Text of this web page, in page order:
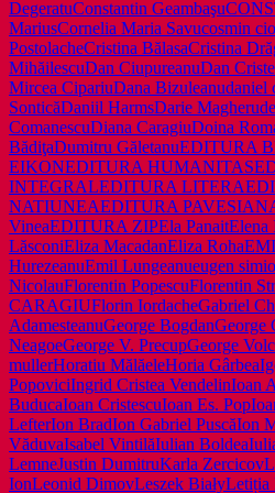
DegeratuConstantin Geambaşu
MariusCornelia Maria Savucosmin
PostolacheCristina BălasaCristina
MihăilescuDan CiupureanuDan
Mircea CipariuDana Bizuleanudaniel
SonticăDaniil HarmsDarie Magheru
ComanescuDiana CaragiuDoina
BădiţaDumitru GăletanuEDITURA
EIKONEDITURA HUMANITAS
INTEGRALEDITURA LITERA
NATIUNEAEDITURA
VineaEDITURA ZIPEla PanaitElena
LăsconiEliza MacadanEliza Roha
HurezeanuEmil Lungeanueugen
NicolauFlorentin PopescuFlorentin
CARAGIUFlorin IordacheGabriel
AdamesteanuGeorge BogdanGeorge
NeagoeGeorge V. PrecupGeorge
mullerHoratiu MălăeleHoria Gârbea
PopoviciIngrid Cristea VendelinIoan
BuducaIoan CristescuIoan Es. Pop
LefterIon BradIon Gabriel PuscăIon
VăduvaIsabel VintilăIulian Boldea
LemneJustin DumitruKarla Zercicov
IonLeonid DimovLeszek BiałyLetiția